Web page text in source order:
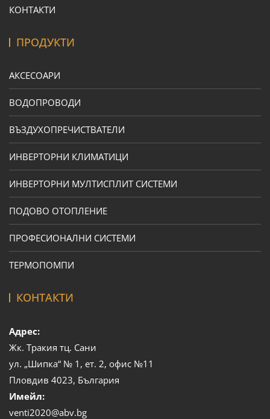
КОНТАКТИ
ПРОДУКТИ
АКСЕСОАРИ
ВОДОПРОВОДИ
ВЪЗДУХОПРЕЧИСТВАТЕЛИ
ИНВЕРТОРНИ КЛИМАТИЦИ
ИНВЕРТОРНИ МУЛТИСПЛИТ СИСТЕМИ
ПОДОВО ОТОПЛЕНИЕ
ПРОФЕСИОНАЛНИ СИСТЕМИ
ТЕРМОПОМПИ
КОНТАКТИ
Адрес:
Жк. Тракия тц. Сани
ул. „Шипка“ № 1, ет. 2, офис №11
Пловдив 4023, България
Имейл:
venti2020@abv.bg